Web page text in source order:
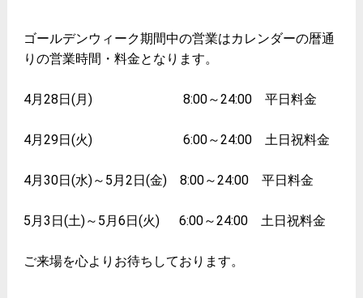
ゴールデンウィーク期間中の営業はカレンダーの暦通
りの営業時間・料金となります。
4月28日(月) 8:00～24:00 平日料金
4月29日(火) 6:00～24:00 土日祝料金
4月30日(水)～5月2日(金) 8:00～24:00 平日料金
5月3日(土)～5月6日(火) 6:00～24:00 土日祝料金
ご来場を心よりお待ちしております。